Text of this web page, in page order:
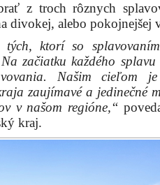
z troch rôznych
divokej, alebo pokojnejšej
ktorí so
začiatku každého
Našim cieľom
zaujímavé a jedinečné
v našom regióne,“
kraj.